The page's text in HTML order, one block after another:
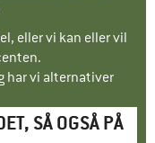
eller vi kan eller vil
har vi alternativer
SÅ OGSÅ PÅ